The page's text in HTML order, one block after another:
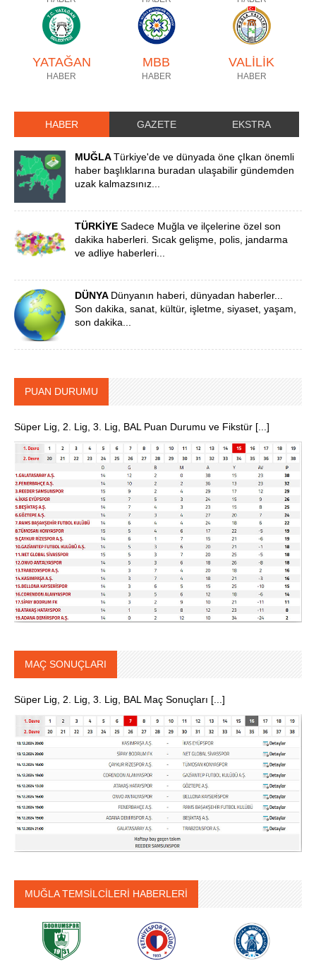
YATAĞAN
HABER
MBB
HABER
VALİLİK
HABER
HABER GAZETE EKSTRA
MUĞLATürkiye'de ve dünyada öne çIkan önemli
haber başlıklarına buradan ulaşabilir gündemden
uzak kalmazsınız...
TÜRKİYESadece Muğla ve ilçelerine özel son
dakika haberleri. Sıcak gelişme, polis, jandarma
ve adliye haberleri...
DÜNYA Dünyanın haberi, dünyadan haberler...
Son dakika, sanat, kültür, işletme, siyaset, yaşam,
son dakika...
PUAN DURUMU
Süper Lig, 2. Lig, 3. Lig, BAL Puan Durumu ve Fikstür [...]
MAÇ SONUÇLARI
Süper Lig, 2. Lig, 3. Lig, BAL Maç Sonuçları [...]
MUĞLA TEMSİLCİLERİ HABERLERİ